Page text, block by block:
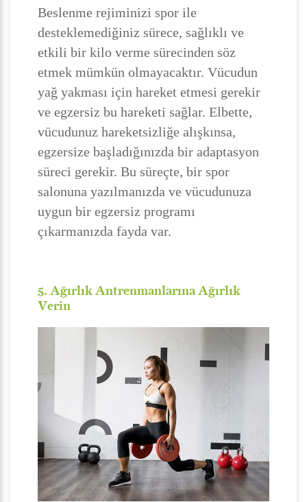
Beslenme rejiminizi spor ile
desteklemediğiniz sürece, sağlıklı ve
etkili bir kilo verme sürecinden söz
etmek mümkün olmayacaktır. Vücudun
yağ yakması için hareket etmesi gerekir
ve egzersiz bu hareketi sağlar. Elbette,
vücudunuz hareketsizliğe alışkınsa,
egzersize başladığınızda bir adaptasyon
süreci gerekir. Bu süreçte, bir spor
salonuna yazılmanızda ve vücudunuza
uygun bir egzersiz programı
çıkarmanızda fayda var.
5. Ağırlık Antrenmanlarına Ağırlık
Verin